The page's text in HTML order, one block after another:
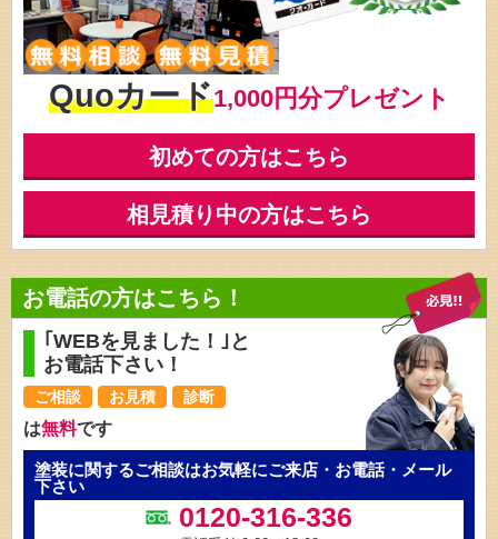
Quoカード1,000円分プレゼント
初めての方はこちら
相見積り中の方はこちら
お電話の方はこちら！
｢WEBを見ました！｣と
お電話下さい！
ご相談 お見積 診断
は無料です
塗装に関するご相談はお気軽にご来店・お電話・メール
下さい
0120-316-336